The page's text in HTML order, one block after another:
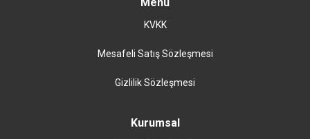
KVKK
Mesafeli Satış Sözleşmesi
Gizlilik Sözleşmesi
Kurumsal